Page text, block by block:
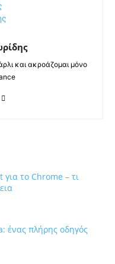
και ακροάζομαι μόνο
το Chrome – τι
ένας πλήρης οδηγός